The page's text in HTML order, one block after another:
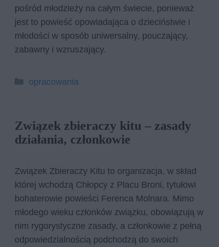
pośród młodzieży na całym świecie, ponieważ
jest to powieść opowiadająca o dzieciństwie i
młodości w sposób uniwersalny, pouczający,
zabawny i wzruszający.
Kategorie
opracowania
Związek zbieraczy kitu – zasady
działania, członkowie
Związek Zbieraczy Kitu to organizacja, w skład
której wchodzą Chłopcy z Placu Broni, tytułowi
bohaterowie powieści Ferenca Molnara. Mimo
młodego wieku członków związku, obowiązują w
nim rygorystyczne zasady, a członkowie z pełną
odpowiedzialnością podchodzą do swoich